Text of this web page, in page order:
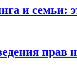
и семьи:
прав